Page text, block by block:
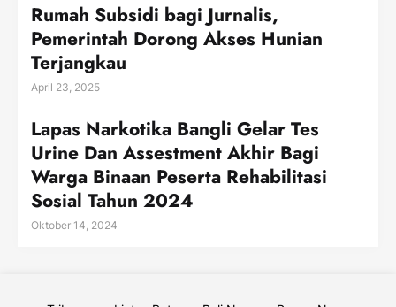
Rumah Subsidi bagi Jurnalis,
Pemerintah Dorong Akses Hunian
Terjangkau
April 23, 2025
Lapas Narkotika Bangli Gelar Tes
Urine Dan Assestment Akhir Bagi
Warga Binaan Peserta Rehabilitasi
Sosial Tahun 2024
Oktober 14, 2024